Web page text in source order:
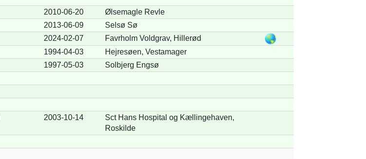
2010-06-20
Ølsemagle Revle
2013-06-09
Selsø Sø
2024-02-07
Favrholm Voldgrav, Hillerød
1994-04-03
Hejresøen, Vestamager
1997-05-03
Solbjerg Engsø
2003-10-14
Sct Hans Hospital og Kællingehaven,
Roskilde